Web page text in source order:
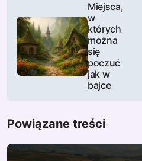
w
a
c
Miejsca,
w
których
można
się
poczuć
jak w
bajce
Powiązane treści